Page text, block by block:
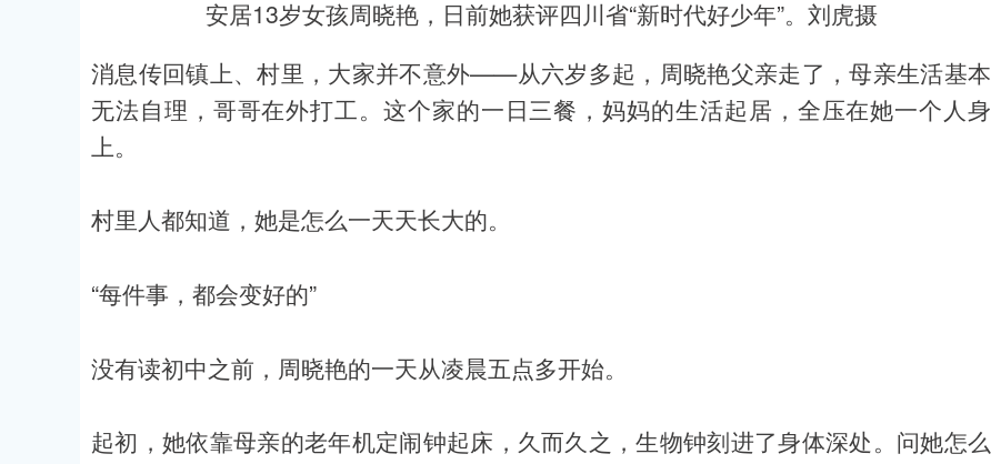
安居13岁女孩周晓艳，日前她获评四川省“新时代好少年”。刘虎摄
消息传回镇上、村里，大家并不意外——从六岁多起，周晓艳父亲走了，母亲生活基本
无法自理，哥哥在外打工。这个家的一日三餐，妈妈的生活起居，全压在她一个人身
上。
村里人都知道，她是怎么一天天长大的。
“每件事，都会变好的”
没有读初中之前，周晓艳的一天从凌晨五点多开始。
起初，她依靠母亲的老年机定闹钟起床，久而久之，生物钟刻进了身体深处。问她怎么